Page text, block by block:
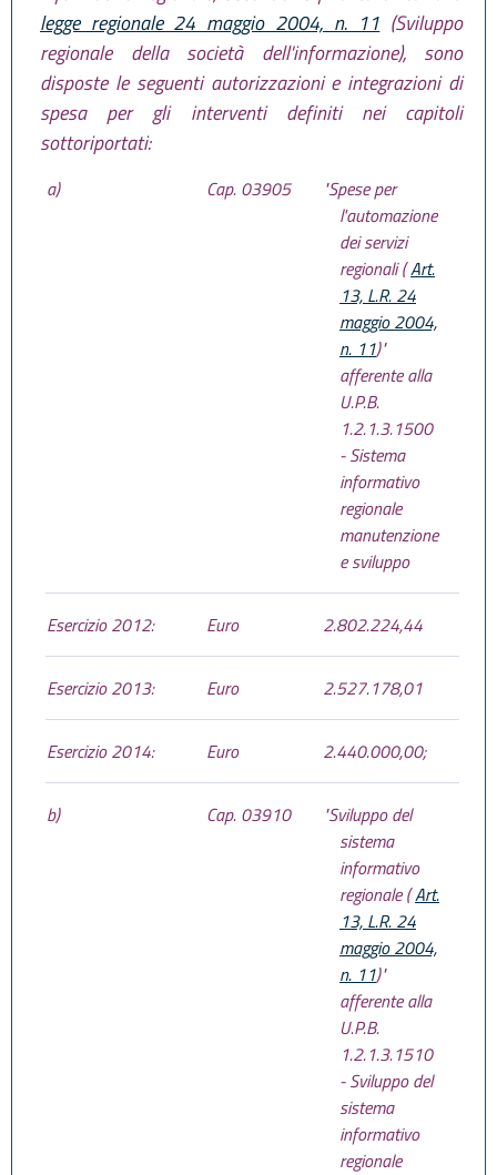
legge regionale 24 maggio 2004, n. 11 (Sviluppo
regionale della società dell'informazione), sono
disposte le seguenti autorizzazioni e integrazioni di
spesa per gli interventi definiti nei capitoli
sottoriportati:
a) Cap. 03905
"Spese per
l'automazione
dei servizi
regionali (Art.
13, L.R. 24
maggio 2004,
n. 11)"
afferente alla
U.P.B.
1.2.1.3.1500
- Sistema
informativo
regionale
manutenzione
e sviluppo
Esercizio 2012: Euro 2.802.224,44
Esercizio 2013: Euro 2.527.178,01
Esercizio 2014: Euro 2.440.000,00;
b) Cap. 03910
"Sviluppo del
sistema
informativo
regionale (Art.
13, L.R. 24
maggio 2004,
n. 11)"
afferente alla
U.P.B.
1.2.1.3.1510
- Sviluppo del
sistema
informativo
regionale